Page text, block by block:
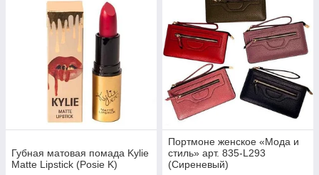
Губная матовая помада Kylie
Matte Lipstick (Posie K)
Портмоне женское «Мода и
стиль» арт. 835-L293
(Сиреневый)